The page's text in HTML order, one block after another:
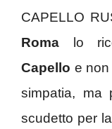
CAPELLO
Roma lo
Capello e
simpatia, ma
scudetto per